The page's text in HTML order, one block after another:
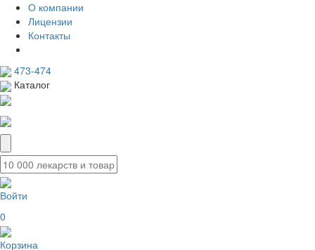
О компании
Лицензии
Контакты
473-474
Каталог
Войти
0
Корзина